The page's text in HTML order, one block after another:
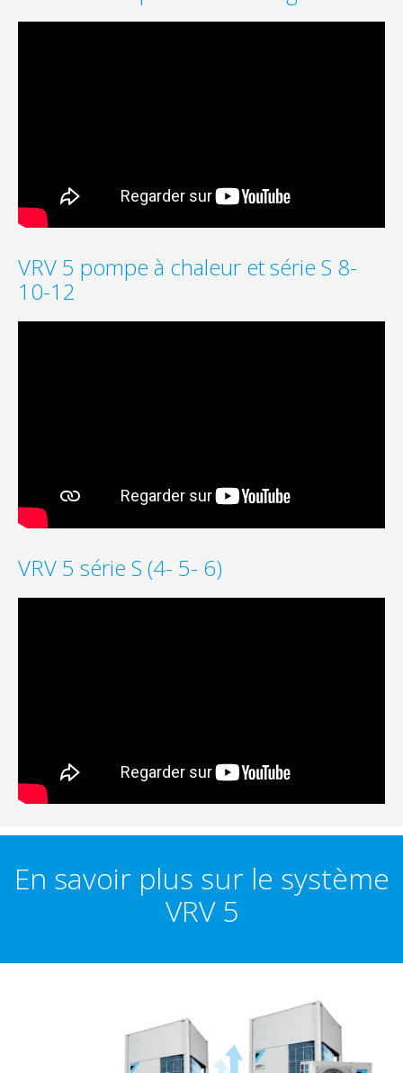
VRV 5 pompe à chaleur et série S 8-
10-12
VRV 5 série S (4- 5- 6)
En savoir plus sur le système
VRV 5